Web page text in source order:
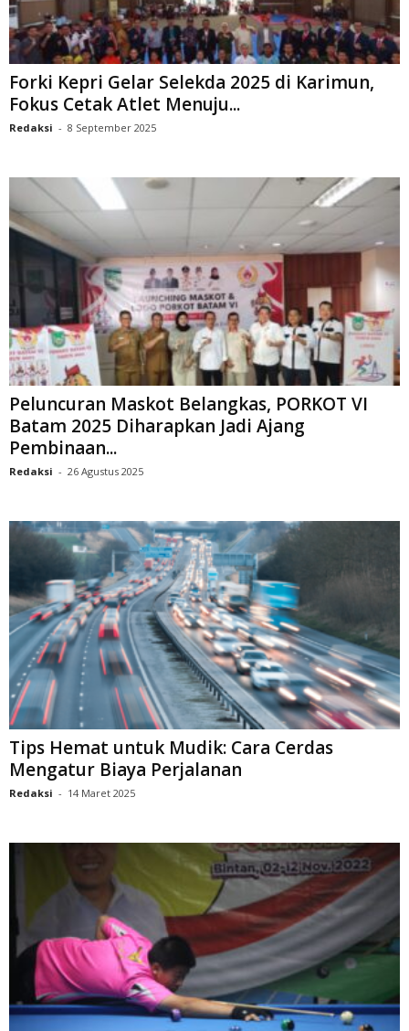
Forki Kepri Gelar Selekda 2025 di Karimun,
Fokus Cetak Atlet Menuju...
Redaksi - 8 September 2025
Peluncuran Maskot Belangkas, PORKOT VI
Batam 2025 Diharapkan Jadi Ajang
Pembinaan...
Redaksi - 26 Agustus 2025
Tips Hemat untuk Mudik: Cara Cerdas
Mengatur Biaya Perjalanan
Redaksi - 14 Maret 2025